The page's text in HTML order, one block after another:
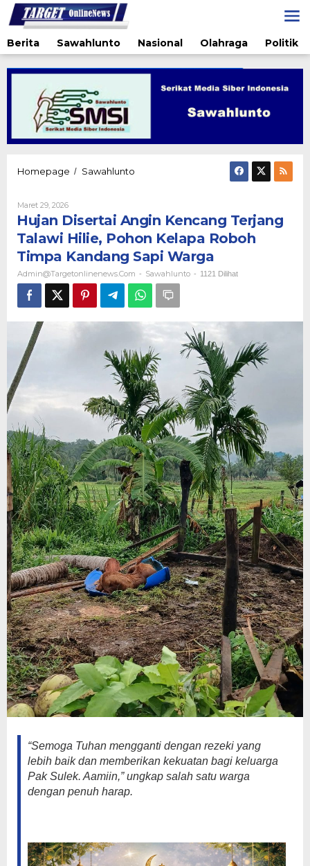
Lewati
ke
konten
Berita
Sawahlunto Nasional Olahraga Politik
Homepage / Sawahlunto
Terjang
Talawi
Hilie,
Pohon
Kelapa
Roboh
Timpa
Kandang
Sapi
Maret 29, 2026Oleh
Admin@targetonlinenews.com
Hujan Disertai Angin Kencang Terjang
Talawi Hilie, Pohon Kelapa Roboh
Timpa Kandang Sapi Warga
Admin@targetonlinenews.com - Sawahlunto - 1121 Dilihat
“Semoga Tuhan mengganti dengan rezeki yang
lebih baik dan memberikan kekuatan bagi keluarga
Pak Sulek. Aamiin,” ungkap salah satu warga
dengan penuh harap.